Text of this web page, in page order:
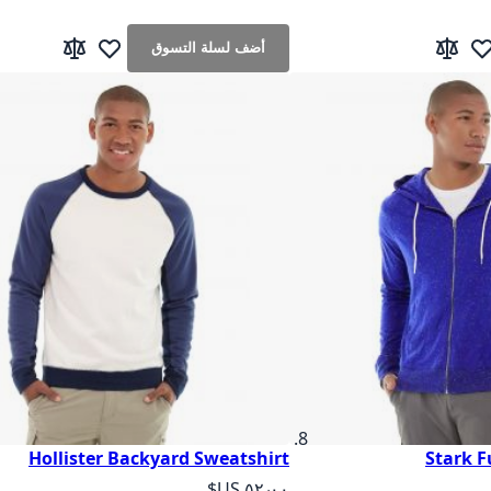
لقائمة الرغبات
إضافة إلى المقارنة أضف لسلة التسوق أضف لقائمة
إضافة إلى
Stark
Hollister Backyard Sweatshirt